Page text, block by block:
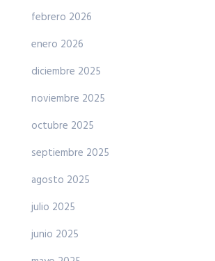
febrero 2026
enero 2026
diciembre 2025
noviembre 2025
octubre 2025
septiembre 2025
agosto 2025
julio 2025
junio 2025